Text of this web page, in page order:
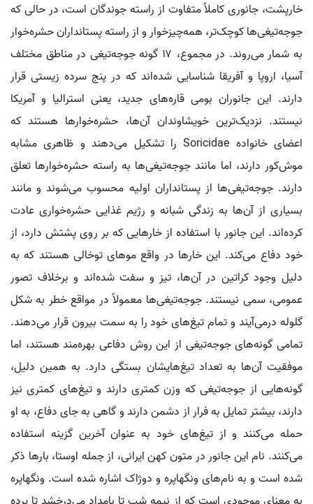
خارپشت، جانوری کاملاً متفاوت از راسته جوندگان است، در حالی که
جوجه‌تیغی‌ها کوچک‌تر، همه‌چیزخوار و از راسته پستانداران حشره‌خوار
به شمار می‌روند. در مجموع، ۱۷ گونه جوجه‌تیغی در مناطق مختلف
آسیا، اروپا و آفریقا شناسایی شده‌اند که در پنج سرده زیستی قرار
دارند. این جانوران بومی قاره‌های جدید، یعنی استرالیا و آمریکا
نیستند. نزدیک‌ترین خویشاوندان آن‌ها، حشره‌خوارها هستند که
اعضای خانواده Soricidae را تشکیل می‌دهند و ظاهری مشابه
موش‌کور دارند، اما مانند جوجه‌تیغی‌ها به راسته حشره‌خوارها تعلق
دارند. جوجه‌تیغی‌ها از پستانداران اولیه محسوب می‌شوند و مانند
بسیاری از آن‌ها به زندگی شبانه و رژیم غذایی حشره‌خواری عادت
کرده‌اند. این جانور با استفاده از خارهایی که بر روی پشتش دارد، از
خود دفاع می‌کند. این خارها در واقع موهای توخالی هستند که به
دلیل وجود کراتین در آن‌ها، تیز و سفت شده‌اند و برخلاف تصور
عمومی، سمی نیستند. جوجه‌تیغی‌ها معمولاً در مواقع خطر به شکل
گلوله درمی‌آیند و تمام تیغ‌های خود را به سمت بیرون قرار می‌دهند.
تمامی گونه‌های جوجه‌تیغی از این روش دفاعی بهره‌مند هستند، اما
موفقیت آن‌ها به تعداد تیغ‌هایشان بستگی دارد. به همین دلیل،
گونه‌هایی از جوجه‌تیغی که وزن کمتری دارند و تیغ‌های کمتری نیز
دارند، بیشتر تمایل به فرار از دشمن دارند و گاهی به جای دفاع، به او
حمله می‌کنند و از تیغ‌های خود به عنوان آخرین گزینه استفاده
می‌کنند. نام این جانور در متون کهن ایرانی، از جمله اوستا، بارها ذکر
شده است و به نام‌های ونگهاپره و دوژاک اشاره شده است. ونگهاپره